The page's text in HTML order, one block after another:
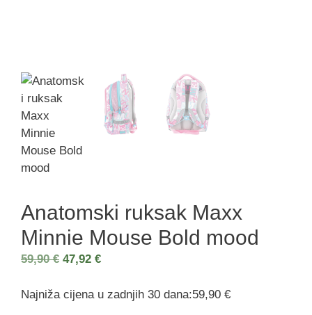
Anatomski ruksak Maxx
Minnie Mouse Bold mood
59,90€ 47,92 €
Najniža cijena u zadnjih 30 dana:59,90 €